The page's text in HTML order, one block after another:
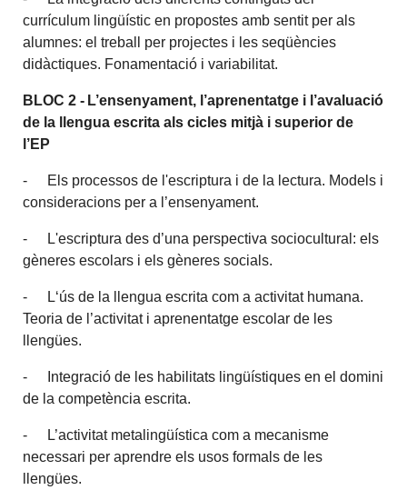
currículum lingüístic en propostes amb sentit per als
alumnes: el treball per projectes i les seqüències
didàctiques. Fonamentació i variabilitat.
BLOC 2 - L’ensenyament, l’aprenentatge i l’avaluació
de la llengua escrita als cicles mitjà i superior de
l’EP
- Els processos de l'escriptura i de la lectura. Models i
consideracions per a l’ensenyament.
- L'escriptura des d’una perspectiva sociocultural: els
gèneres escolars i els gèneres socials.
- L‘ús de la llengua escrita com a activitat humana.
Teoria de l’activitat i aprenentatge escolar de les
llengües.
- Integració de les habilitats lingüístiques en el domini
de la competència escrita.
- L’activitat metalingüística com a mecanisme
necessari per aprendre els usos formals de les
llengües.